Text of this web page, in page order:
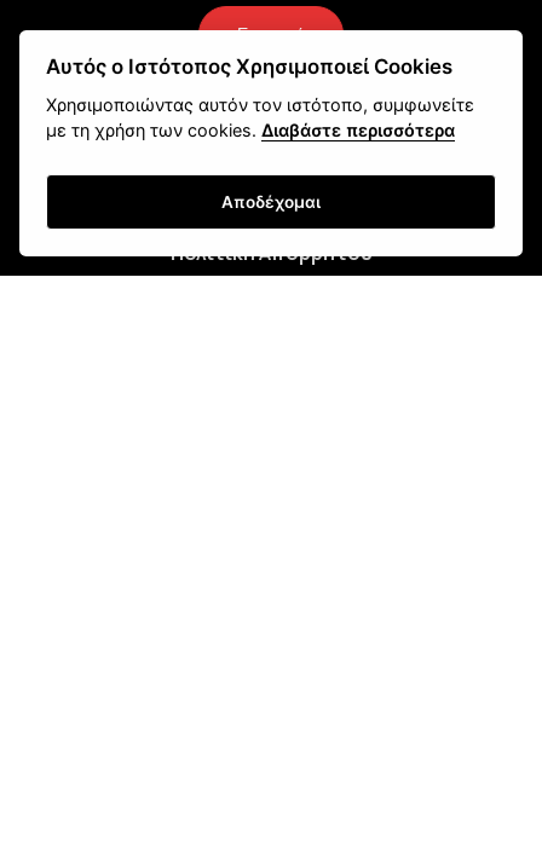
Εγγραφή
Τρόποι Αποστολής
Τρόποι Παραγγελίας
Τρόποι Πληρωμής
Όροι Χρήσης & Ασφάλεια
Πολιτική Απορρήτου
Αυτός ο Ιστότοπος Χρησιμοποιεί Cookies
Χρησιμοποιώντας αυτόν τον ιστότοπο, συμφωνείτε
με τη χρήση των cookies.Διαβάστε περισσότερα
Αποδέχομαι